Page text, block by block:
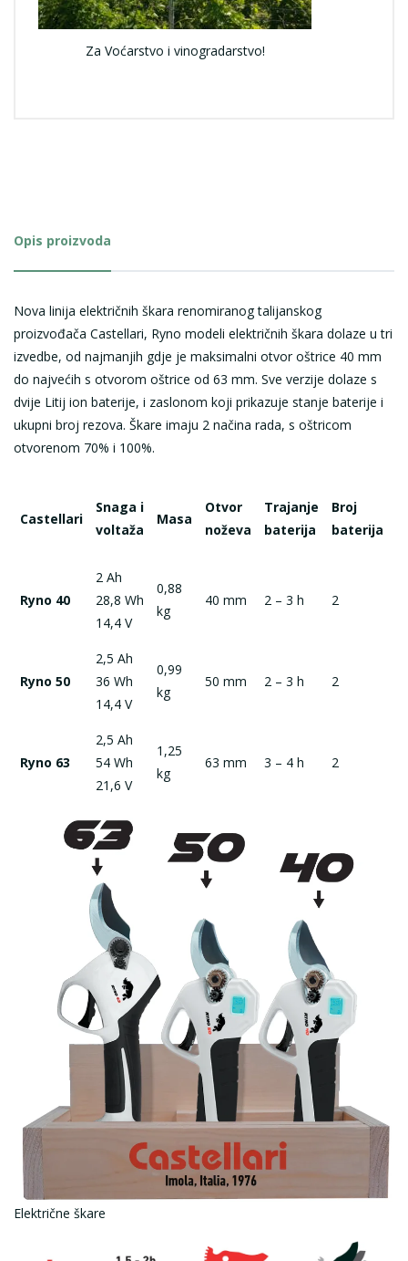
Za Voćarstvo i vinogradarstvo!
Opis proizvoda
Nova linija električnih škara renomiranog talijanskog
proizvođača Castellari, Ryno modeli električnih škara dolaze u tri
izvedbe, od najmanjih gdje je maksimalni otvor oštrice 40 mm
do najvećih s otvorom oštrice od 63 mm. Sve verzije dolaze s
dvije Litij ion baterije, i zaslonom koji prikazuje stanje baterije i
ukupni broj rezova. Škare imaju 2 načina rada, s oštricom
otvorenom 70% i 100%.
Castellari
Snaga i
voltaža
Masa
Otvor
noževa
Trajanje
baterija
Broj
baterija
Ryno 40
2 Ah
28,8 Wh
14,4 V
0,88
kg
40 mm 2 – 3 h 2
Ryno 50
2,5 Ah
36 Wh
14,4 V
0,99
kg
50 mm 2 – 3 h 2
Ryno 63
2,5 Ah
54 Wh
21,6 V
1,25
kg
63 mm 3 – 4 h 2
Električne škare